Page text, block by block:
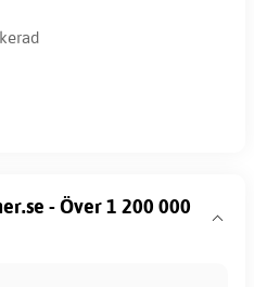
- Över 1 200 000